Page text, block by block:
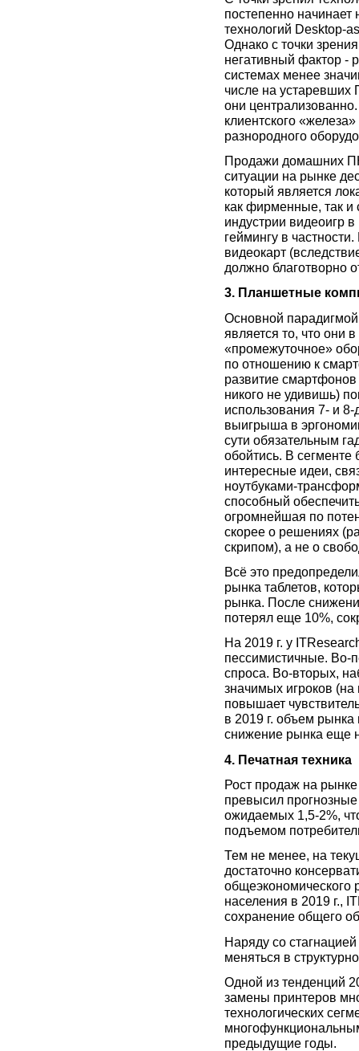
постепенно начинает
технологий Desktop-
Однако с точки
негативный фактор -
системах менее
числе на устаревших
они
клиентского
разнородного
Продажи домашних
ситуации на рынке
который является
как фирменные, так и
индустрии видеоигр
геймингу в
видеокарт
должно благотворно
3. Планшетные
Основной
является то, что они
«промежуточное»
по отношению к
развитие
никого не удивишь)
использования 7- и
выигрыша в
сути обязательным
обойтись. В
интересные идеи,
ноутбуками-
способный
огромнейшая по
скорее о решениях
скрипом), а не о
Всё это
рынка таблетов,
рынка. После
потерял еще 10%,
На 2019 г. у
пессимистичные. Во-
спроса. Во-вторых,
значимых игроков
повышает
в 2019 г. объем рынка
снижение рынка еще
4. Печатная техника
Рост продаж на
превысил
ожидаемых 1,5-2%,
подъемом
Тем не менее, на
достаточно
общеэкономического
населения в 2019 г.,
сохранение общего
Наряду со
меняться в
Одной из тенденций
замены принтеров
технологических
предыдущие годы.